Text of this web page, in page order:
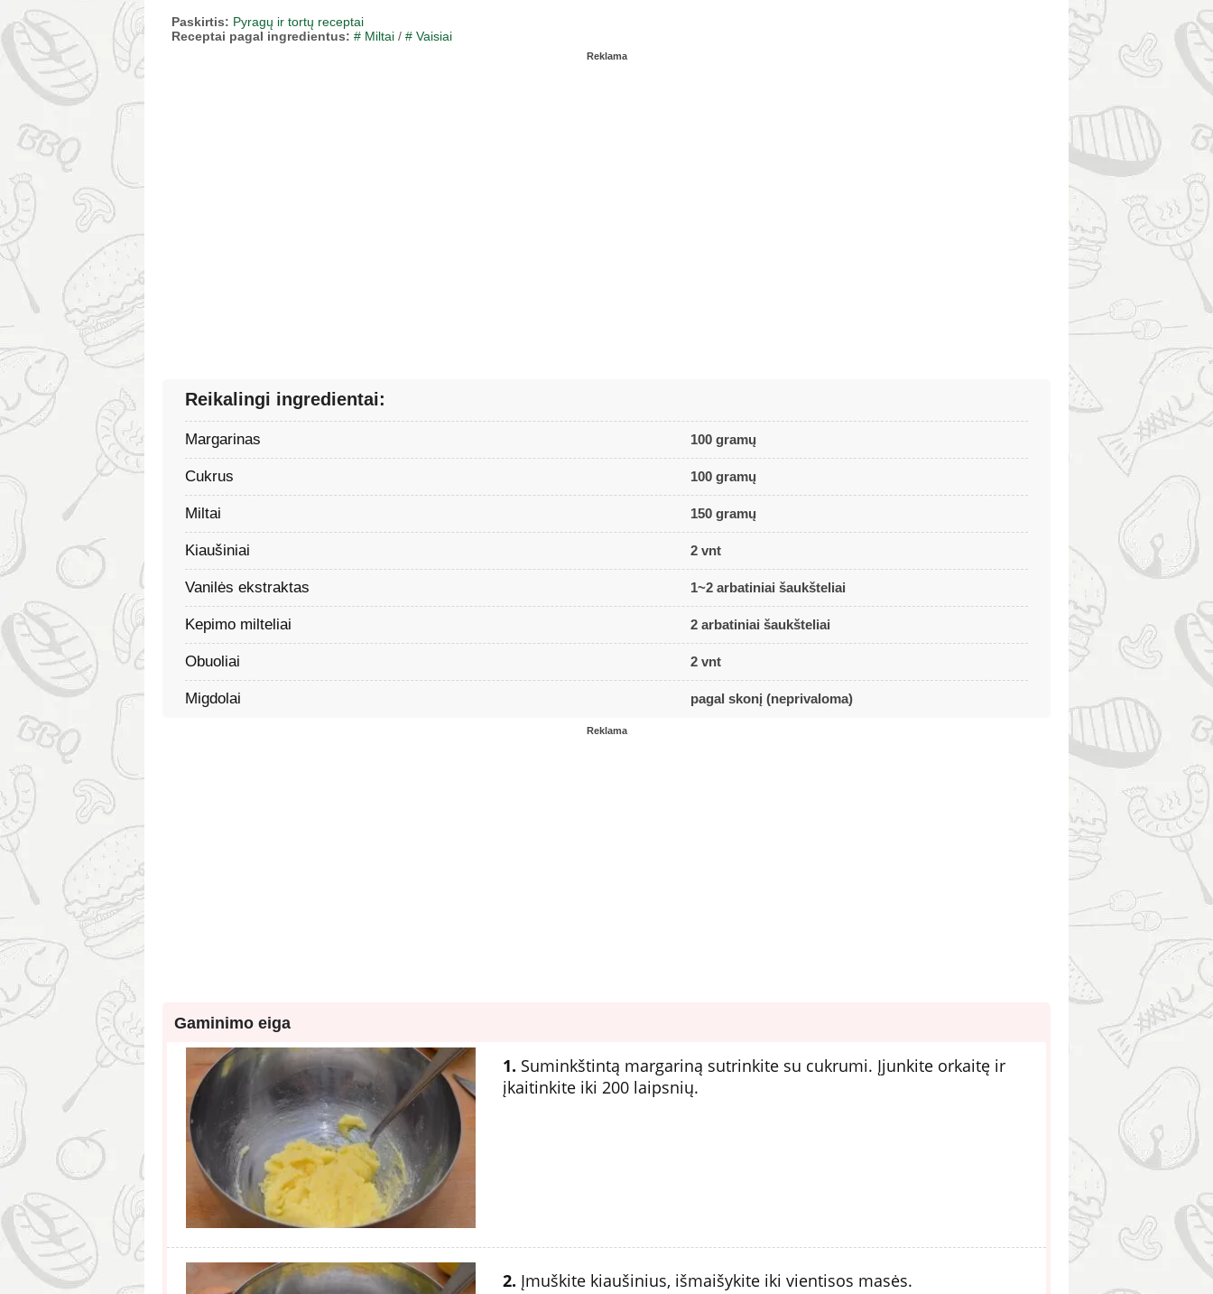
Paskirtis: Pyragų ir tortų receptai
Receptai pagal ingredientus: # Miltai / # Vaisiai
Reklama
Reikalingi ingredientai:
Margarinas 100 gramų
Cukrus 100 gramų
Miltai 150 gramų
Kiaušiniai 2 vnt
Vanilės ekstraktas 1~2 arbatiniai šaukšteliai
Kepimo milteliai 2 arbatiniai šaukšteliai
Obuoliai 2 vnt
Migdolai pagal skonį (neprivaloma)
Reklama
Gaminimo eiga
1. Suminkštintą margariną sutrinkite su cukrumi. Įjunkite orkaitę ir
įkaitinkite iki 200 laipsnių.
2. Įmuškite kiaušinius, išmaišykite iki vientisos masės.